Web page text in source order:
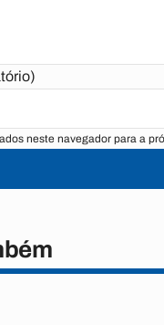
neste navegador para a